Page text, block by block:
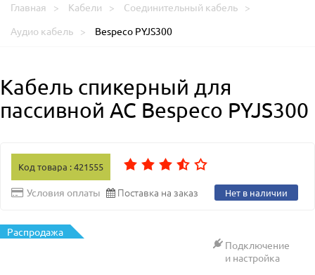
Главная Кабели
Соединительный кабель
Аудио кабель
Bespeco PYJS300
Кабель спикерный для
пассивной АС Bespeco PYJS300
Код товара : 421555
Условия оплаты Поставка на заказ Нет в наличии
Распродажа
Подключение
и настройка